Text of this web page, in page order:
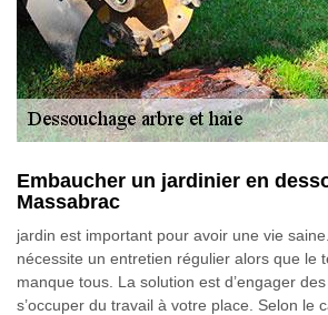
Embaucher un jardinier en
Massabrac
jardin est important pour avoir une vie
nécessite un entretien régulier alors que le
manque tous. La solution est d’engager
s’occuper du travail à votre place. Selon le